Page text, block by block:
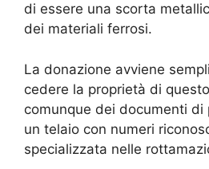
di essere una scorta
dei materiali ferrosi.
La donazione avviene
cedere la proprietà di
comunque dei documenti di
un telaio con numeri
specializzata nelle